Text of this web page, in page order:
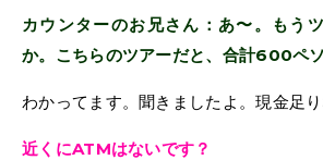
カウンターのお兄さん：あ〜。もう
か。こちらのツアーだと、合計600ペソ
わかってます。聞きましたよ。現金足り
近くにATMはないです？